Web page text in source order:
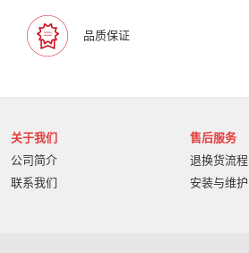
品质保证
关于我们
公司简介
联系我们
售后服务
退换货流程
安装与维护